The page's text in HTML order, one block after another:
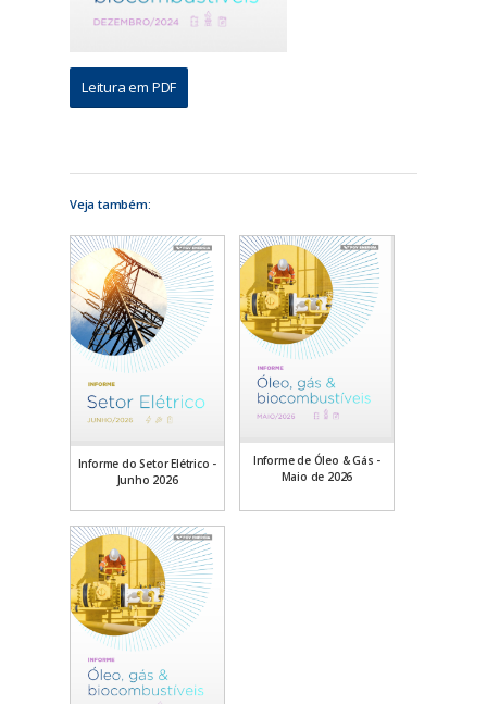
Leitura em PDF
Veja também:
Informe do Setor Elétrico -
Junho 2026
Informe de Óleo & Gás -
Maio de 2026